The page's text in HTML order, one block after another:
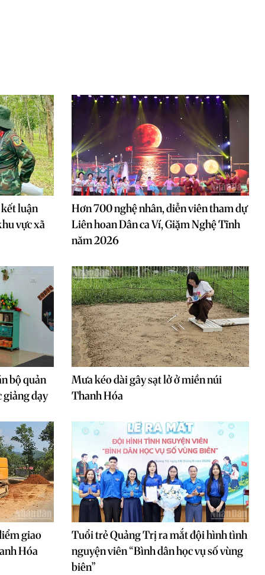
luận
vực xã
Hơn 700 nghệ nhân, diễn viên tham dự
Liên hoan Dân ca Ví, Giặm Nghệ Tĩnh
năm 2026
bộ quản
giảng dạy
Mưa kéo dài gây sạt lở ở miền núi
Thanh Hóa
giao
Hóa
Tuổi trẻ Quảng Trị ra mắt đội hình tình
nguyện viên “Bình dân học vụ số vùng
biên”